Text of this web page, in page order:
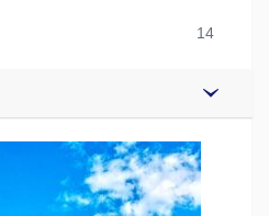
14